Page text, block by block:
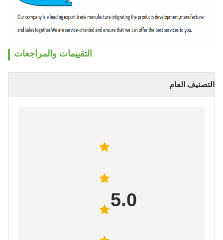
التقييمات والمراجعات
التصنيف العام
5.0